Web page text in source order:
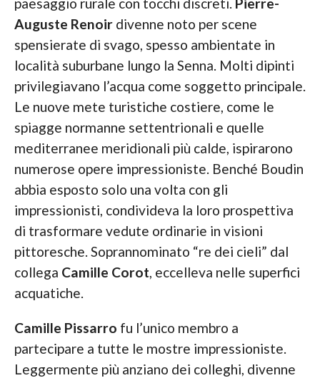
Auguste Renoirdivenne noto per scene
spensierate di svago, spesso ambientate in
località suburbane lungo la Senna. Molti dipinti
privilegiavano l’acqua come soggetto principale.
Le nuove mete turistiche costiere, come le
spiagge normanne settentrionali e quelle
mediterranee meridionali più calde, ispirarono
numerose opere impressioniste. Benché Boudin
abbia esposto solo una volta con gli
impressionisti, condivideva la loro prospettiva
di trasformare vedute ordinarie in visioni
pittoresche. Soprannominato “re dei cieli” dal
collega Camille Corot, eccelleva nelle superfici
acquatiche.
Camille Pissarro fu l’unico membro a
partecipare a tutte le mostre impressioniste.
Leggermente più anziano dei colleghi, divenne